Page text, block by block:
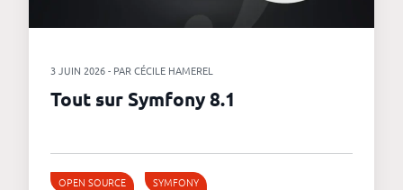
3 JUIN 2026 - PAR CÉCILE HAMEREL
Tout sur Symfony 8.1
OPEN SOURCE SYMFONY